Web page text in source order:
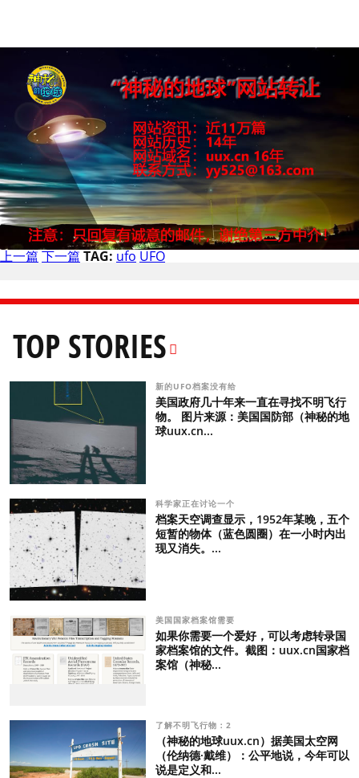
上一篇 下一篇 TAG: ufo UFO
TOP STORIES
新的UFO档案没有给
美国政府几十年来一直在寻找不明飞行
物。 图片来源：美国国防部（神秘的地
球uux.cn...
科学家正在讨论一个
档案天空调查显示，1952年某晚，五个
短暂的物体（蓝色圆圈）在一小时内出
现又消失。...
美国国家档案馆需要
如果你需要一个爱好，可以考虑转录国
家档案馆的文件。截图：uux.cn国家档
案馆（神秘...
了解不明飞行物：2
（神秘的地球uux.cn）据美国太空网
（伦纳德·戴维）：公平地说，今年可以
说是定义和...